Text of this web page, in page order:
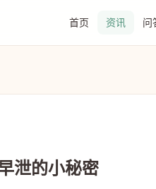
首页 资讯 问
泄的小秘密